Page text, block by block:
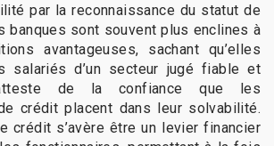
par la reconnaissance du statut de
banques sont souvent plus enclines à
avantageuses, sachant qu’elles
salariés d’un secteur jugé fiable et
de la confiance que les
crédit placent dans leur solvabilité.
crédit s’avère être un levier financier